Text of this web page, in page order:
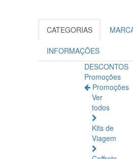
crianças
CATEGORIAS
INFORMAÇÕES
DESCONTOS
Promoções
Promoções
Ver
todos
Kits de
Viagem